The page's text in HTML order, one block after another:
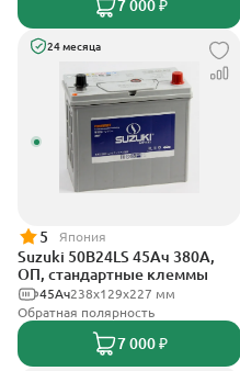
7 000 ₽
24 месяца
5 Япония
Suzuki 50B24LS 45Ач 380А,
ОП, стандартные клеммы
238х129х227 мм
45Ач
Обратная полярность
7 000 ₽